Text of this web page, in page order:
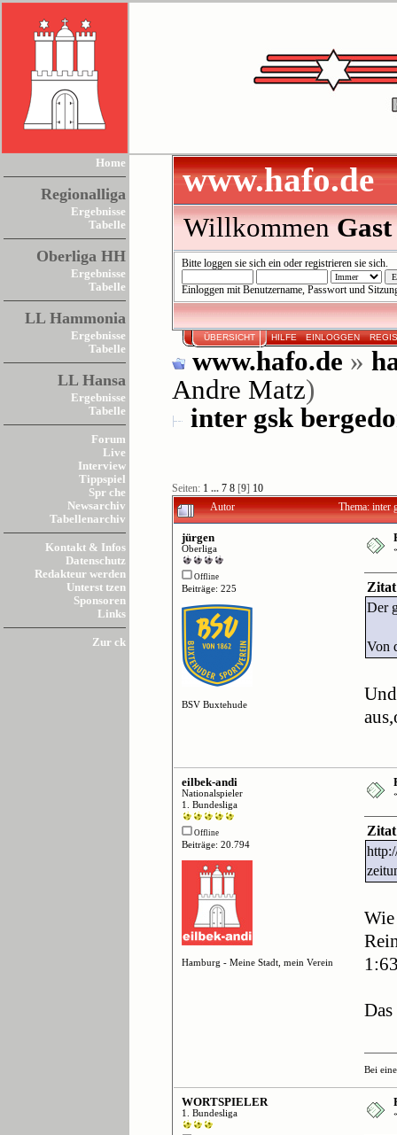
Home
Regionalliga
Ergebnisse
Tabelle
Oberliga HH
Ergebnisse
Tabelle
LL Hammonia
Ergebnisse
Tabelle
LL Hansa
Ergebnisse
Tabelle
Forum
Live
Interview
Tippspiel
Spr che
Newsarchiv
Tabellenarchiv
Kontakt & Infos
Datenschutz
Redakteur werden
Unterst tzen
Sponsoren
Links
Zur ck
www.hafo.de
WillkommenGast
Bitte loggen sie sich einoder registrieren sie sich.
Einloggen mit Benutzername, Passwort und
ÜBERSICHT HILFE EINLOGGEN
www.hafo.de »
Andre Matz)
inter gsk
Seiten: 1 ... 7 8[9] 10
Autor Thema: inter
jürgen
Oberliga
Offline
Beiträge: 225
BSV Buxtehude
Der
Von
eilbek-andi
Nationalspieler
1. Bundesliga
Offline
Beiträge: 20.794
Hamburg - Meine Stadt, mein Verein
Bei
WORTSPIELER
1. Bundesliga